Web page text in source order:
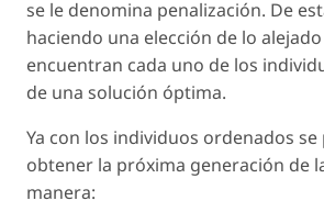
se le denomina penalización. De
haciendo una elección de lo
encuentran cada uno de los
de una solución óptima.
Ya con los individuos ordenados se
obtener la próxima generación de
manera: